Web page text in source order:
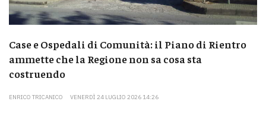
Case e Ospedali di Comunità: il Piano di Rientro
ammette che la Regione non sa cosa sta
costruendo
ENRICO TRICANICO VENERDÌ 24 LUGLIO 2026 14:26